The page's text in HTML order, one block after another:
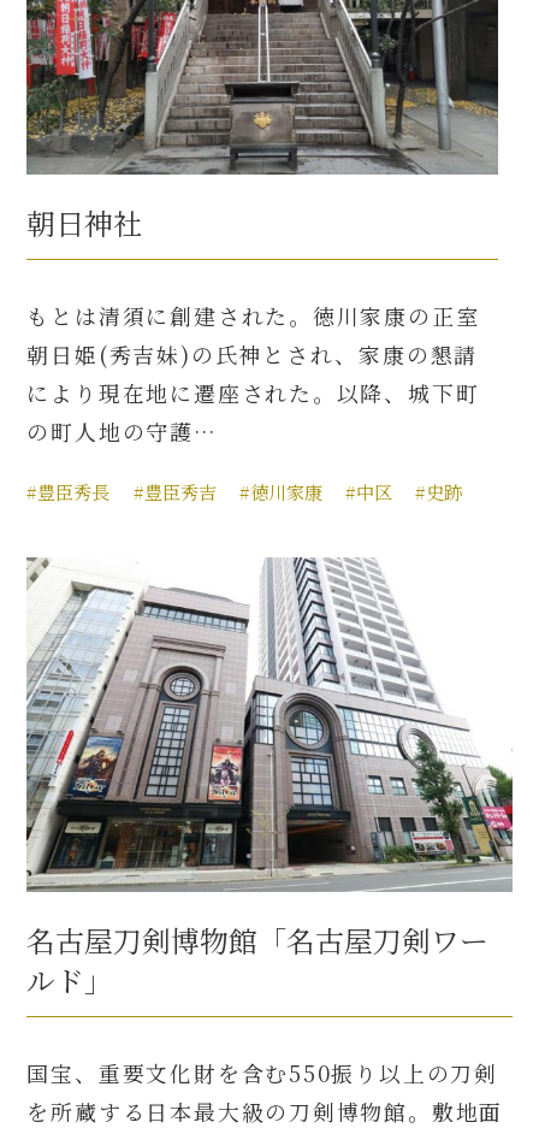
朝日神社
もとは清須に創建された。徳川家康の正室
朝日姫(秀吉妹)の氏神とされ、家康の懇請
により現在地に遷座された。以降、城下町
の町人地の守護…
#豊臣秀長 #豊臣秀吉 #徳川家康 #中区 #史跡
名古屋刀剣博物館「名古屋刀剣ワー
ルド」
国宝、重要文化財を含む550振り以上の刀剣
を所蔵する日本最大級の刀剣博物館。敷地面